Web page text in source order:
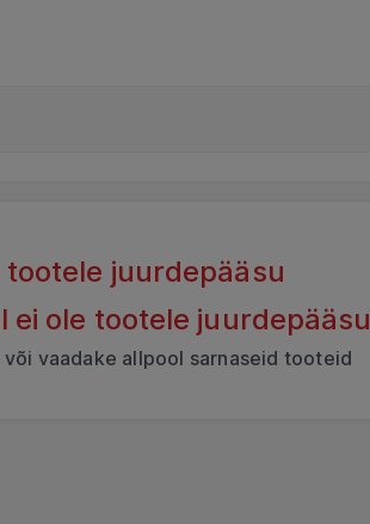
tootele juurdepääsu
ei ole tootele juurdepääsu
vaadake allpool sarnaseid tooteid